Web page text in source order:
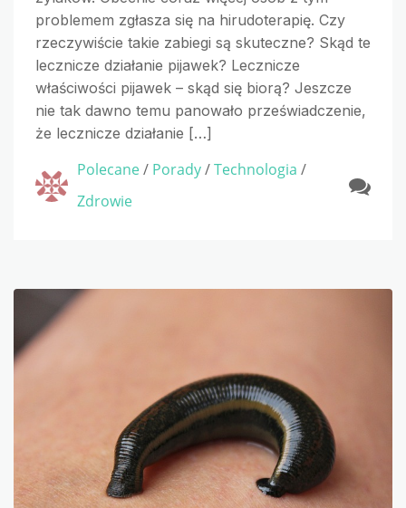
problemem zgłasza się na hirudoterapię. Czy
rzeczywiście takie zabiegi są skuteczne? Skąd te
lecznicze działanie pijawek? Lecznicze
właściwości pijawek – skąd się biorą? Jeszcze
nie tak dawno temu panowało przeświadczenie,
że lecznicze działanie […]
Polecane/ Porady/Technologia /
Zdrowie